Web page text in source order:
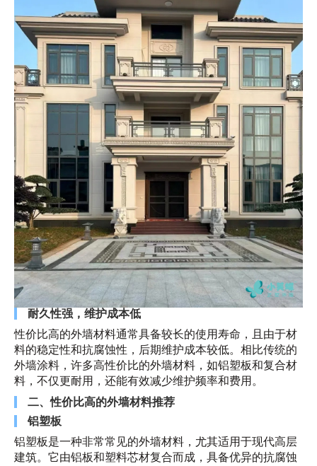
耐久性强，维护成本低
性价比高的外墙材料通常具备较长的使用寿命，且由于材
料的稳定性和抗腐蚀性，后期维护成本较低。相比传统的
外墙涂料，许多高性价比的外墙材料，如铝塑板和复合材
料，不仅更耐用，还能有效减少维护频率和费用。
二、性价比高的外墙材料推荐
铝塑板
铝塑板是一种非常常见的外墙材料，尤其适用于现代高层
建筑。它由铝板和塑料芯材复合而成，具备优异的抗腐蚀